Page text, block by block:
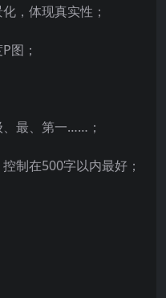
，体现真实性；
图；
最、第一……；
制在500字以内最好；